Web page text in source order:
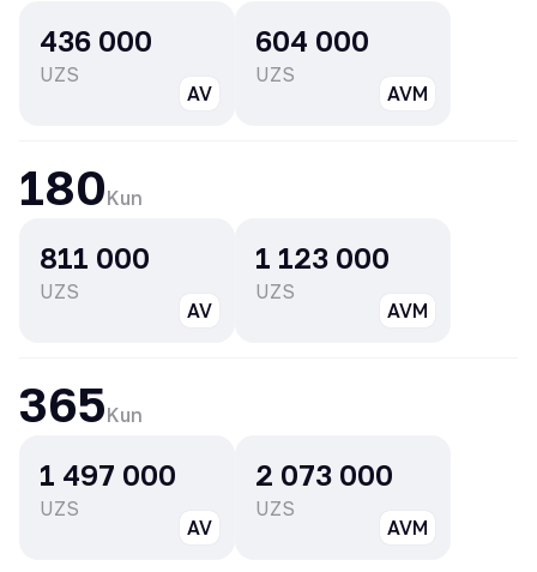
436 000
UZS
AV
604 000
UZS
AVM
180Kun
811 000
UZS
AV
1 123 000
UZS
AVM
365Kun
1 497 000
UZS
AV
2 073 000
UZS
AVM